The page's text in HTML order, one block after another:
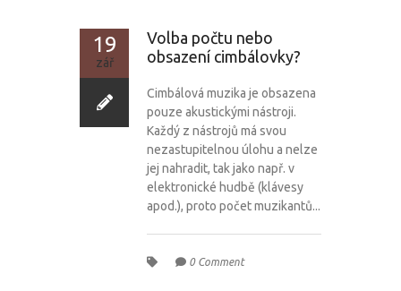
19
zář
Volba počtu nebo
obsazení cimbálovky?
Cimbálová muzika je obsazena
pouze akustickými nástroji.
Každý z nástrojů má svou
nezastupitelnou úlohu a nelze
jej nahradit, tak jako např. v
elektronické hudbě (klávesy
apod.), proto počet muzikantů...
0 Comment